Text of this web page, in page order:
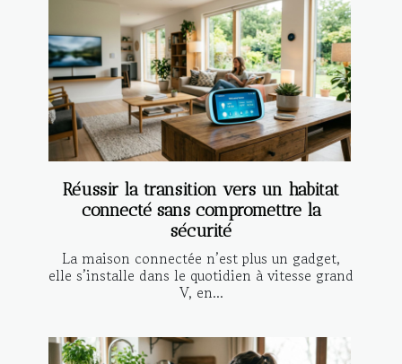
Réussir la transition vers un habitat
connecté sans compromettre la
sécurité
La maison connectée n’est plus un gadget,
elle s’installe dans le quotidien à vitesse grand
V, en...